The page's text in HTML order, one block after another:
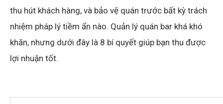
thu hút khách hàng, và bảo vệ quán trước bất kỳ trách
nhiệm pháp lý tiềm ẩn nào. Quản lý quán bar khá khó
khăn, nhưng dưới đây là 8 bí quyết giúp bạn thu được
lợi nhuận tốt.